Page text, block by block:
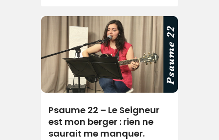
Psaume 22 – Le Seigneur
est mon berger : rien ne
saurait me manquer.